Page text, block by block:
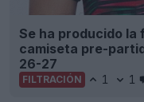
Se ha producido
camiseta pre-
26-27
FILTRACIÓN 1 1